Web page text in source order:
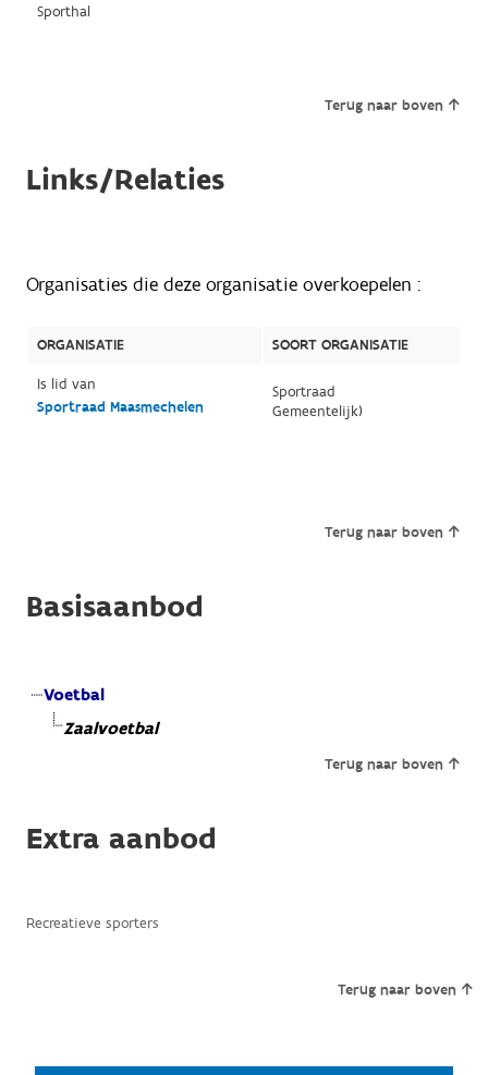
Sporthal
Terug naar boven
Links/Relaties
Organisaties die deze organisatie overkoepelen :
ORGANISATIE
SOORT ORGANISATIE
Is lid van
Sportraad Maasmechelen
Sportraad
Gemeentelijk)
Terug naar boven
Basisaanbod
Voetbal
Zaalvoetbal
Terug naar boven
Extra aanbod
Recreatieve sporters
Terug naar boven